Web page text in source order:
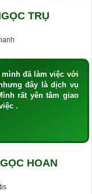
TRỤ
mình đã làm việc với
đây là dịch vụ
rất yên tâm giao
.
HOAN